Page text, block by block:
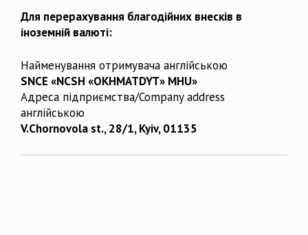
Для перерахування благодійних внесків в
іноземній валюті:
Найменування отримувача англійською
SNCE «NCSH «OKHMATDYT» MHU»
Адреса підприємства/Company address
англійською
V.Chornovola st., 28/1, Kyiv, 01135